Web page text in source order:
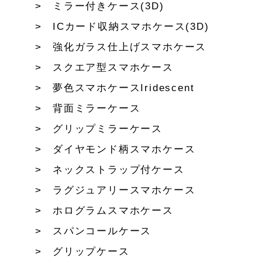
ミラー付きケース(3D)
ICカード収納スマホケース(3D)
強化ガラス仕上げスマホケース
スクエア型スマホケース
夢色スマホケースIridescent
背面ミラーケース
グリップミラーケース
ダイヤモンド柄スマホケース
ネックストラップ付ケース
ラグジュアリースマホケース
ホログラムスマホケース
スパンコールケース
グリップケース